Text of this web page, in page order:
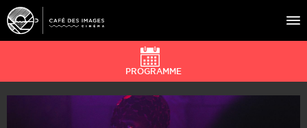
À L’AFFICHE
ÉVÉNEMENTS
PROGRAMME